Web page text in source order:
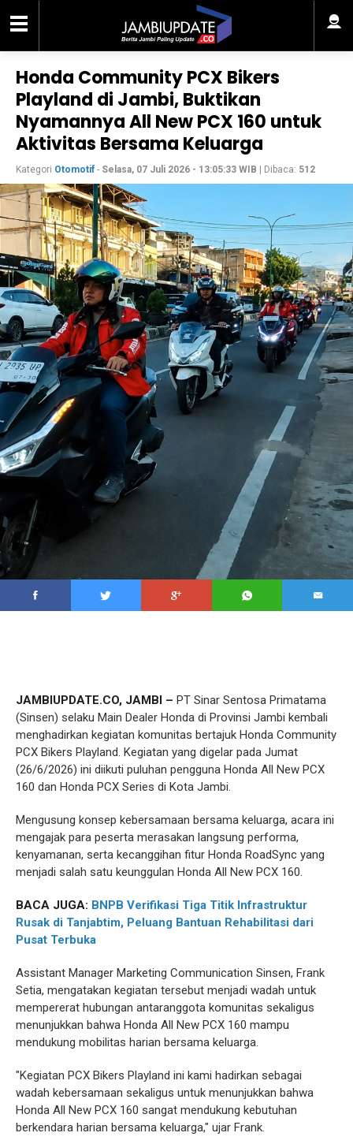
Honda Community PCX Bikers
Playland di Jambi, Buktikan
Nyamannya All New PCX 160 untuk
Aktivitas Bersama Keluarga
Kategori Otomotif - Selasa, 07 Juli 2026 - 13:05:33 WIB | Dibaca: 512
JAMBIUPDATE.CO, JAMBI – PT Sinar Sentosa Primatama
(Sinsen) selaku Main Dealer Honda di Provinsi Jambi kembali
menghadirkan kegiatan komunitas bertajuk Honda Community
PCX Bikers Playland. Kegiatan yang digelar pada Jumat
(26/6/2026) ini diikuti puluhan pengguna Honda All New PCX
160 dan Honda PCX Series di Kota Jambi.
Mengusung konsep kebersamaan bersama keluarga, acara ini
mengajak para peserta merasakan langsung performa,
kenyamanan, serta kecanggihan fitur Honda RoadSync yang
menjadi salah satu keunggulan Honda All New PCX 160.
BACA JUGA: BNPB Verifikasi Tiga Titik Infrastruktur
Rusak di Tanjabtim, Peluang Bantuan Rehabilitasi dari
Pusat Terbuka
Assistant Manager Marketing Communication Sinsen, Frank
Setia, mengatakan kegiatan tersebut menjadi wadah untuk
mempererat hubungan antaranggota komunitas sekaligus
menunjukkan bahwa Honda All New PCX 160 mampu
mendukung mobilitas harian bersama keluarga.
"Kegiatan PCX Bikers Playland ini kami hadirkan sebagai
wadah kebersamaan sekaligus untuk menunjukkan bahwa
Honda All New PCX 160 sangat mendukung kebutuhan
berkendara harian bersama keluarga," ujar Frank.